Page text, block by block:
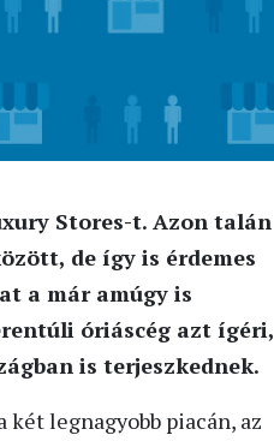
Stores-t. Azon talán
de így is érdemes
a már amúgy is
óriáscég azt ígéri,
is terjeszkednek.
legnagyobb piacán, az